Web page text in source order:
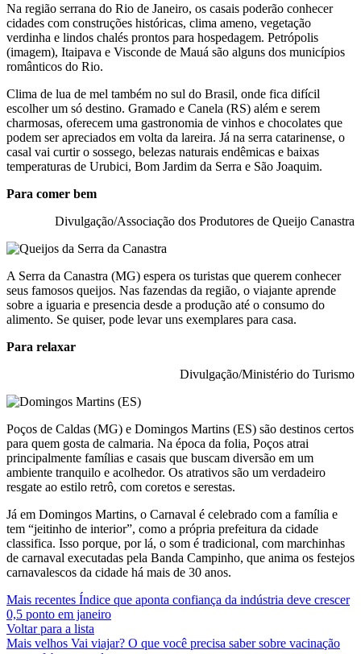
Na região serrana do Rio de Janeiro, os casais poderão conhecer
cidades com construções históricas, clima ameno, vegetação
verdinha e lindos chalés prontos para hospedagem. Petrópolis
(imagem), Itaipava e Visconde de Mauá são alguns dos municípios
românticos do Rio.
Clima de lua de mel também no sul do Brasil, onde fica difícil
escolher um só destino. Gramado e Canela (RS) além e serem
charmosas, oferecem uma gastronomia de vinhos e chocolates que
podem ser apreciados em volta da lareira. Já na serra catarinense, o
casal vai curtir o sossego, belezas naturais endêmicas e baixas
temperaturas de Urubici, Bom Jardim da Serra e São Joaquim.
Para comer bem
Divulgação/Associação dos Produtores de Queijo Canastra
A Serra da Canastra (MG) espera os turistas que querem conhecer
seus famosos queijos. Nas fazendas da região, o viajante aprende
sobre a iguaria e presencia desde a produção até o consumo do
alimento. Se quiser, pode levar uns exemplares para casa.
Para relaxar
Divulgação/Ministério do Turismo
Poços de Caldas (MG) e Domingos Martins (ES) são destinos certos
para quem gosta de calmaria. Na época da folia, Poços atrai
principalmente famílias e casais que buscam diversão em um
ambiente tranquilo e acolhedor. Os atrativos são um verdadeiro
resgate ao estilo retrô, com coretos e serestas.
Já em Domingos Martins, o Carnaval é celebrado com a família e
tem “jeitinho de interior”, como a própria prefeitura da cidade
classifica. Isso porque, por lá, o som é tradicional, com marchinhas
de carnaval executadas pela Banda Campinho, que anima os festejos
carnavalescos da cidade há mais de 30 anos.
Mais recentes Índice que aponta confiança da indústria deve crescer
0,5 ponto em janeiro
Voltar para a lista
Mais velhos Vai viajar? O que você precisa saber sobre vacinação